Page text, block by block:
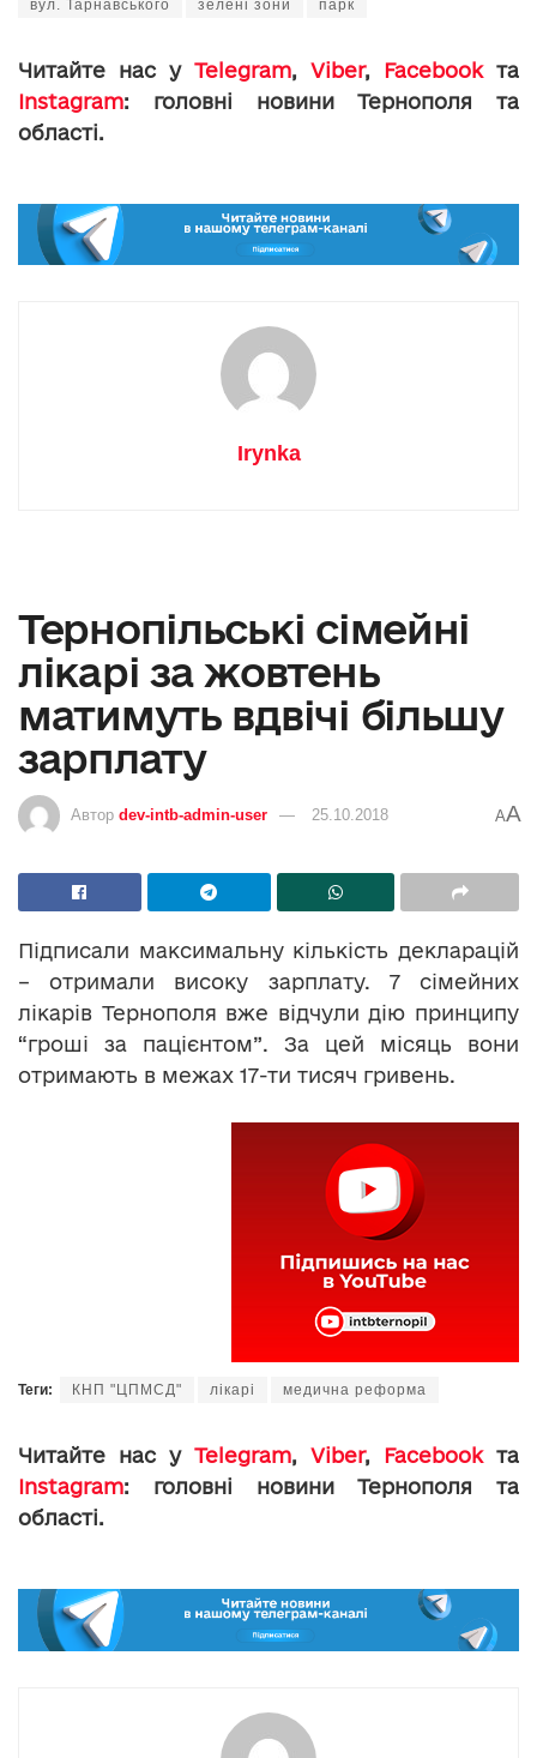
вул. Тарнавського зелені зони парк
Читайте нас у Telegram, Viber, Facebookта
Instagram: головні новини Тернополя та
області.
Irynka
Тернопільські сімейні
лікарі за жовтень
матимуть вдвічі більшу
зарплату
Автор dev-intb-admin-user 25.10.2018 AA
Підписали максимальну кількість декларацій
– отримали високу зарплату. 7 сімейних
лікарів Тернополя вже відчули дію принципу
“гроші за пацієнтом”. За цей місяць вони
отримають в межах 17-ти тисяч гривень.
Теги: КНП "ЦПМСД" лікарі медична реформа
Читайте нас у Telegram, Viber, Facebookта
Instagram: головні новини Тернополя та
області.